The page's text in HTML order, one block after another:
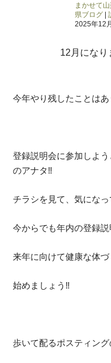
まかせて
県ブログ |
2025年12
12月になり
今年やり残したことはあ
登録説明会に参加しよ
のアナタ‼
チラシを見て、気になっ
今からでも年内の登録
来年に向けて健康な体づ
始めましょう‼
歩いて配るポスティング